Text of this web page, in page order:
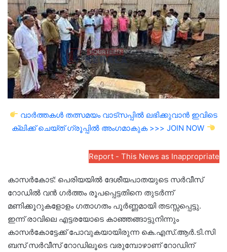
വാർത്തകൾ തത്സമയം വാട്സപ്പിൽ ലഭിക്കുവാൻ ഇവിടെ
ക്ലിക്ക് ചെയ്ത് ഗ്രൂപ്പിൽ അംഗമാകുക >>> JOIN NOW
Report - This News as Inappropriate
കാസർകോട്: പെരിയയിൽ ദേശീയപാതയുടെ സർവീസ്
റോഡിൽ വൻ ഗർത്തം രൂപപ്പെട്ടതിനെ തുടർന്ന്
മണിക്കൂറുകളോളം ഗതാഗതം പൂർണ്ണമായി തടസ്സപ്പെട്ടു.
ഇന്ന് രാവിലെ എട്ടരയോടെ കാഞ്ഞങ്ങാട്ടുനിന്നും
കാസർകോട്ടേക്ക് പോവുകയായിരുന്ന കെ.എസ്.ആർ.ടി.സി
ബസ് സർവീസ് റോഡിലൂടെ വരുമ്പോഴാണ് റോഡിന്